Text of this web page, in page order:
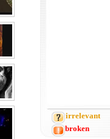
irrelevant
broken